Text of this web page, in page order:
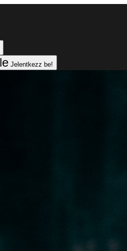
Jelentkezz be!